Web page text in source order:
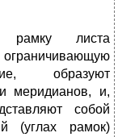
рамку листа
образуют
меридианов, и,
собой
(углах рамок)